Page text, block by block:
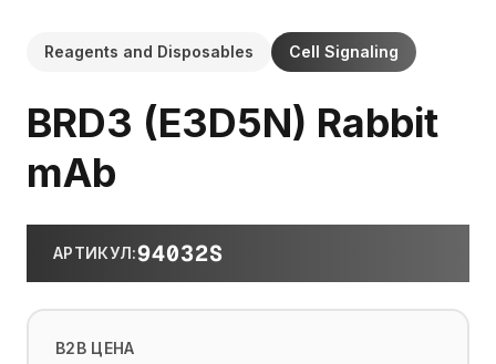
Reagents and Disposables Cell Signaling
BRD3 (E3D5N) Rabbit
mAb
АРТИКУЛ:94032S
B2B ЦЕНА